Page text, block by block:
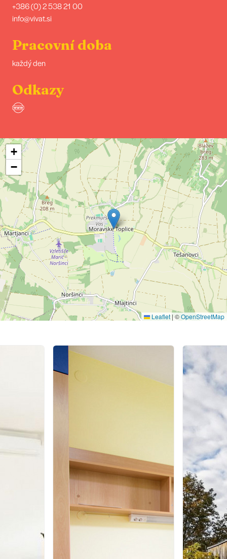
+386 (0) 2 538 21 00
info@vivat.si
Pracovní doba
každý den
Odkazy
+
−
Leaflet | ©OpenStreetMap